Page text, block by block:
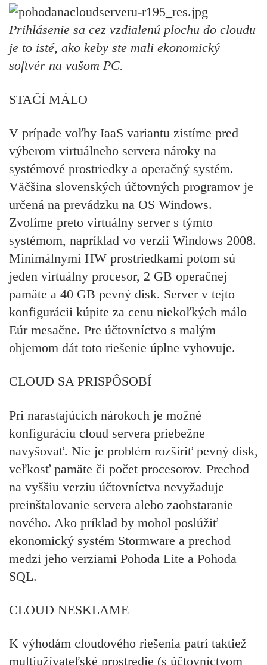
Prihlásenie sa cez vzdialenú plochu do cloudu
je to isté, ako keby ste mali ekonomický
softvér na vašom PC.
STAČÍ MÁLO
V prípade voľby IaaS variantu zistíme pred
výberom virtuálneho servera nároky na
systémové prostriedky a operačný systém.
Väčšina slovenských účtovných programov je
určená na prevádzku na OS Windows.
Zvolíme preto virtuálny server s týmto
systémom, napríklad vo verzii Windows 2008.
Minimálnymi HW prostriedkami potom sú
jeden virtuálny procesor, 2 GB operačnej
pamäte a 40 GB pevný disk. Server v tejto
konfigurácii kúpite za cenu niekoľkých málo
Eúr mesačne. Pre účtovníctvo s malým
objemom dát toto riešenie úplne vyhovuje.
CLOUD SA PRISPÔSOBÍ
Pri narastajúcich nárokoch je možné
konfiguráciu cloud servera priebežne
navyšovať. Nie je problém rozšíriť pevný disk,
veľkosť pamäte či počet procesorov. Prechod
na vyššiu verziu účtovníctva nevyžaduje
preinštalovanie servera alebo zaobstaranie
nového. Ako príklad by mohol poslúžiť
ekonomický systém Stormware a prechod
medzi jeho verziami Pohoda Lite a Pohoda
SQL.
CLOUD NESKLAME
K výhodám cloudového riešenia patrí taktiež
multiužívateľské prostredie (s účtovníctvom